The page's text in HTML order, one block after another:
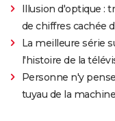
Illusion d'optique :
de chiffres cachée
La meilleure série
l'histoire de la
Personne n'y
tuyau de la